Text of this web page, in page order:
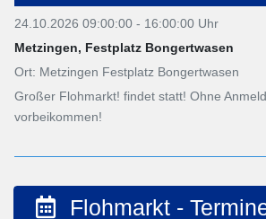
24.10.2026 09:00:00 - 16:00:00 Uhr
Metzingen, Festplatz Bongertwasen
Ort: Metzingen Festplatz Bongertwasen
Großer Flohmarkt! findet statt! Ohne
vorbeikommen!
Flohmarkt -